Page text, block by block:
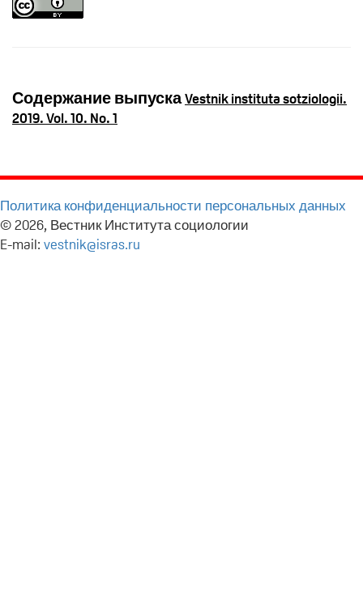
Содержание выпускаVestnik instituta sotziologii.
2019. Vol. 10. No. 1
Политика конфиденциальности персональных данных
© 2026, Вестник Института социологии
E-mail: vestnik@isras.ru